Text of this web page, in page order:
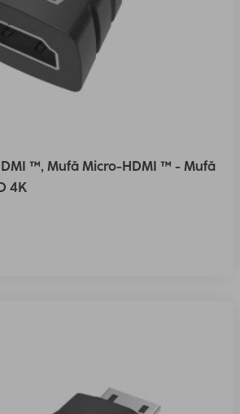
™, Mufă Micro-HDMI ™ - Mufă
4K